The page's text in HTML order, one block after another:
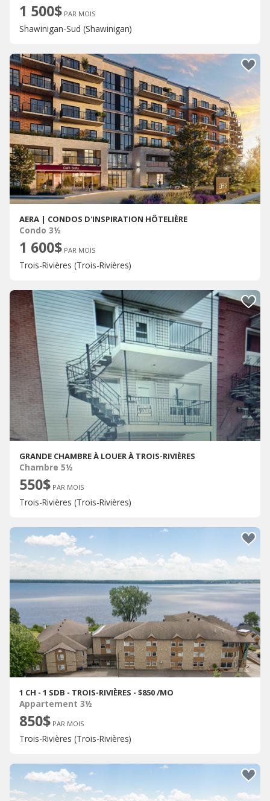
1 500$ PAR MOIS
Shawinigan-Sud (Shawinigan)
AERA | CONDOS D'INSPIRATION HÔTELIÈRE
Condo 3½
1 600$ PAR MOIS
Trois-Rivières (Trois-Rivières)
GRANDE CHAMBRE À LOUER À TROIS-RIVIÈRES
Chambre 5½
550$ PAR MOIS
Trois-Rivières (Trois-Rivières)
1 CH - 1 SDB - TROIS-RIVIÈRES - $850 /MO
Appartement 3½
850$ PAR MOIS
Trois-Rivières (Trois-Rivières)